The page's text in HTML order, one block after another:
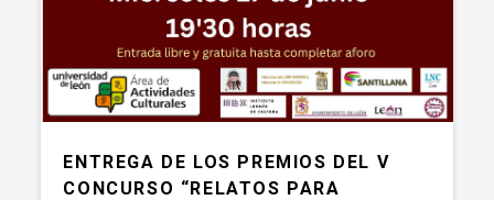
ENTREGA DE LOS PREMIOS DEL V
CONCURSO “RELATOS PARA